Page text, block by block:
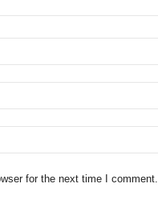
for the next time I comment.